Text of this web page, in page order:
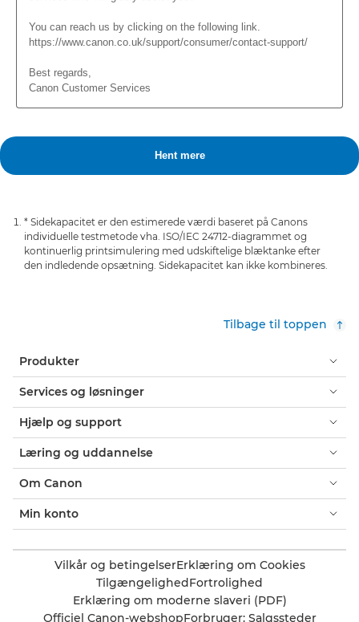
* Sidekapacitet er den estimerede værdi baseret på Canons
individuelle testmetode vha. ISO/IEC 24712-diagrammet og
kontinuerlig printsimulering med udskiftelige blæktanke efter
den indledende opsætning. Sidekapacitet kan ikke kombineres.
Tilbage til toppen
Produkter
Services og løsninger
Hjælp og support
Læring og uddannelse
Om Canon
Min konto
Vilkår og betingelserErklæring om Cookies
TilgængelighedFortrolighed
Erklæring om moderne slaveri (PDF)
Officiel Canon-webshopForbruger: Salgssteder